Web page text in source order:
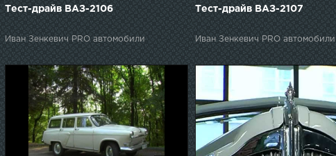
Тест-драйв ВАЗ-2106
Иван Зенкевич PRO автомобили
Тест-драйв ВАЗ-2107
Иван Зенкевич PRO автомобили